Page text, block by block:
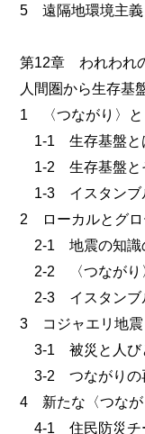
5 遠隔地環境主義
第12章 われわれ
人間圏から生存基
1 〈つながり〉と
1-1 生存基盤と
1-2 生存基盤と
1-3 イスタンブ
2 ローカルとグロ
2-1 地震の知識
2-2 〈つながり
2-3 イスタンブ
3 コジャエリ地震
3-1 被災と人び
3-2 つながりの
4 新たな〈つなが
4-1 住民防災チ